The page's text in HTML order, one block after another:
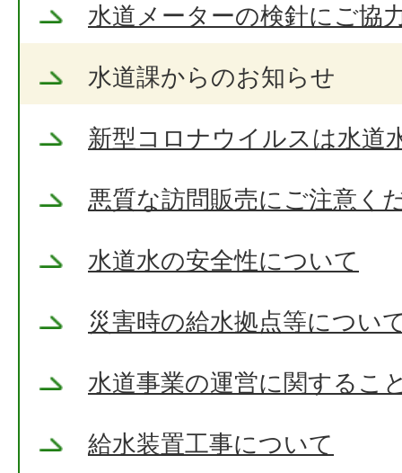
水道メーターの検針にご協
水道課からのお知らせ
新型コロナウイルスは水道
悪質な訪問販売にご注意く
水道水の安全性について
災害時の給水拠点等につい
水道事業の運営に関するこ
給水装置工事について